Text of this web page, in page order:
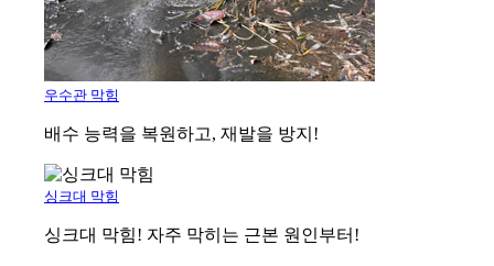
우수관 막힘
배수 능력을 복원하고, 재발을 방지!
싱크대 막힘
싱크대 막힘! 자주 막히는 근본 원인부터!